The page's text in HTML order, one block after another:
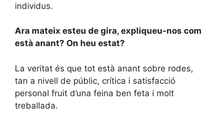
individus.
Ara mateix esteu de gira, expliqueu-nos com
està anant? On heu estat?
La veritat és que tot està anant sobre rodes,
tan a nivell de públic, crítica i satisfacció
personal fruit d’una feina ben feta i molt
treballada.